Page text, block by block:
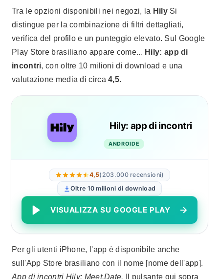
Tra le opzioni disponibili nei negozi, la HilySi
distingue per la combinazione di filtri dettagliati,
verifica del profilo e un punteggio elevato. Sul Google
Play Store brasiliano appare come... Hily: app di
incontri, con oltre 10 milioni di download e una
valutazione media di circa4,5.
Hily: app di incontri
ANDROIDE
4,5(203.000 recensioni)
Oltre 10 milioni di download
VISUALIZZA SU GOOGLE PLAY
Per gli utenti iPhone, l'app è disponibile anche
sull'App Store brasiliano con il nome [nome dell'app].
App di incontri Hily: Meet.Date. Il pulsante qui sopra